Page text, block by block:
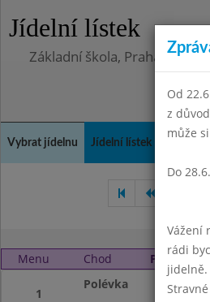
Jídelní lístek
Základní škola, Praha 4, Na
Vybrat jídelnu Jídelní lístek
Menu Chod Pondělí
1
Polévka
Od
z
může
Do
Vážení
rádi
jidelně.